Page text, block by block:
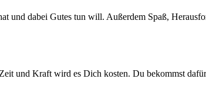
und dabei Gutes tun will. Außerdem Spaß,
und Kraft wird es Dich kosten. Du bekommst